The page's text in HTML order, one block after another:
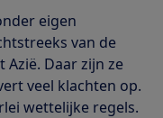
eigen
van de
Daar zijn ze
veel klachten op.
wettelijke regels.